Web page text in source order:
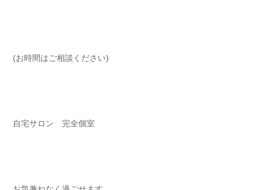
(お時間はご相談ください)⁡⁡⁡⁡
自宅サロン 完全個室 ⁡⁡⁡⁡